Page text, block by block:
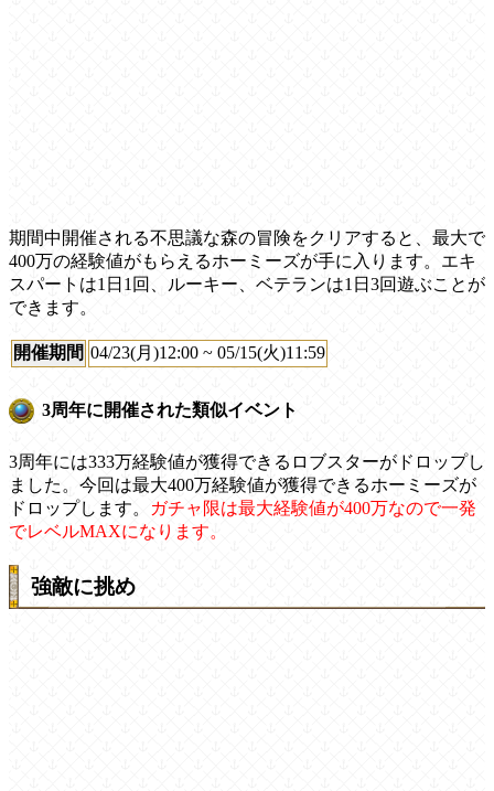
期間中開催される不思議な森の冒険をクリアすると、最大で
400万の経験値がもらえるホーミーズが手に入ります。エキ
スパートは1日1回、ルーキー、ベテランは1日3回遊ぶことが
できます。
開催期間 04/23(月)12:00 ~ 05/15(火)11:59
3周年に開催された類似イベント
3周年には333万経験値が獲得できるロブスターがドロップし
ました。今回は最大400万経験値が獲得できるホーミーズが
ドロップします。
ガチャ限は最大経験値が400万なので一発
でレベルMAXになります。
強敵に挑め